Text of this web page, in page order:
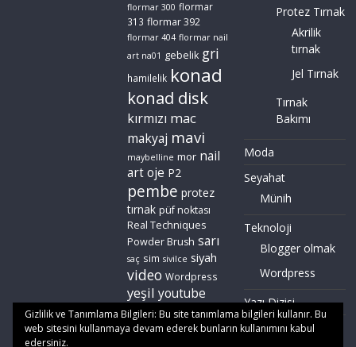
flormar 300 flormar
313 flormar 392
flormar 404 flormar nail
art na01 gebelik gri
hamilelik konad
konad disk
kırmızı mac
makyaj mavi
maybelline mor nail
artoje P2
pembe protez
tırnak püf noktası
Real Techniques
Powder Brush sarı
saç sim sivilce siyah
video Wordpress
yeşil youtube
zoeva
Protez Tırnak
Akrilik
tırnak
Jel Tırnak
Tırnak
Bakımı
Moda
Seyahat
Münih
Teknoloji
Blogger olmak
Wordpress
Yazı Dizisi
Gizlilik ve Tanımlama Bilgileri: Bu site tanımlama bilgileri kullanır. Bu
web sitesini kullanmaya devam ederek bunların kullanımını kabul
edersiniz.